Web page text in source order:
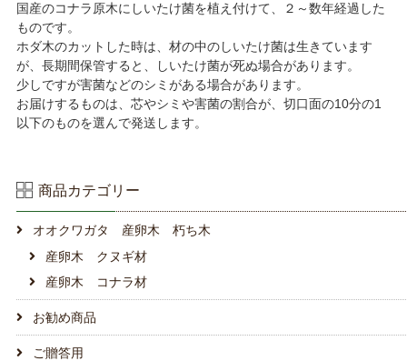
国産のコナラ原木にしいたけ菌を植え付けて、２～数年経過した
ものです。
ホダ木のカットした時は、材の中のしいたけ菌は生きています
が、長期間保管すると、しいたけ菌が死ぬ場合があります。
少しですが害菌などのシミがある場合があります。
お届けするものは、芯やシミや害菌の割合が、切口面の10分の1
以下のものを選んで発送します。
商品カテゴリー
オオクワガタ 産卵木 朽ち木
産卵木 クヌギ材
産卵木 コナラ材
お勧め商品
ご贈答用